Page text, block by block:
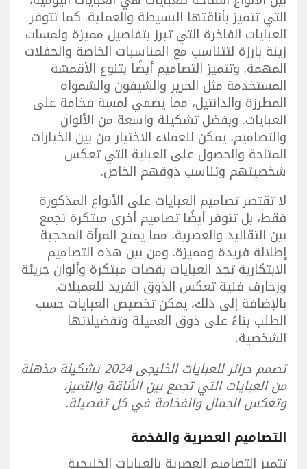
التي تتميز بأناقتها البسيطة والعملية. كما تتوفر
العبايات الفاخرة التي تبرز بتفاصيل مميزة ولمسات
زينة بارزة لتتناسب مع المناسبات الخاصة والحفلات
المهمة. وتتميز التصاميم أيضًا بتنوع الأقمشة
المستخدمة مثل الحرير والشيفون والشمواه
المطرزة والدانتيل، مما يضفي لمسة فخامة على
العبايات. وبفضل تشكيلة واسعة من الألوان
والتصاميم، يمكن للعملاء الاختيار من بين الخيارات
المتاحة والحصول على العباية التي تعكس
شخصيتهم وتناسب ذوقهم الخاص.
لا تقتصر تصاميم العبايات على الأنواع المذكورة
فقط، بل تتوفر أيضًا تصاميم أخرى مبتكرة تجمع
بين التقاليد والعصرية، مما يمنح المرأة المحجبة
إطلالة فريدة ومميزة. ومن بين هذه التصاميم
الابتكارية تجد العبايات بقصات مبتكرة وألوان جريئة
وزخارف فنية تعكس الذوق الفريد للعميلات.
بالإضافة إلى ذلك، يمكن تخصيص العبايات حسب
الطلب بناءً على ذوق العميلة وتفضيلاتها
الشخصية.
تصمم حرائر للعبايات الخليجى 2024 تشكيلة مذهلة
من العبايات التي تجمع بين الأناقة والتميز،
وتعكس الجمال والفخامة في كل تفصيلة.
التصاميم العصرية والفخمة
تتميز التصاميم العصرية بالعبايات الخليجية